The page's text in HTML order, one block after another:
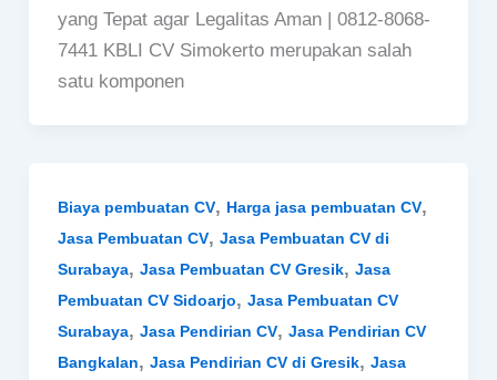
yang Tepat agar Legalitas Aman | 0812-8068-
7441 KBLI CV Simokerto merupakan salah
satu komponen
Biaya pembuatan CV, Harga jasa pembuatan CV,
Jasa Pembuatan CV, Jasa Pembuatan CV di
Surabaya, Jasa Pembuatan CV Gresik, Jasa
Pembuatan CV Sidoarjo, Jasa Pembuatan CV
Surabaya, Jasa Pendirian CV, Jasa Pendirian CV
Bangkalan, Jasa Pendirian CV di Gresik, Jasa